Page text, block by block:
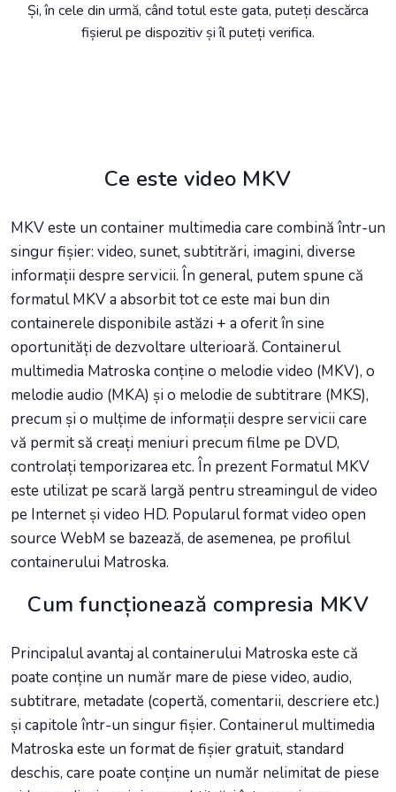
Și, în cele din urmă, când totul este gata, puteți descărca
fișierul pe dispozitiv și îl puteți verifica.
Ce este video MKV
MKV este un container multimedia care combină într-un
singur fișier: video, sunet, subtitrări, imagini, diverse
informații despre servicii. În general, putem spune că
formatul MKV a absorbit tot ce este mai bun din
containerele disponibile astăzi + a oferit în sine
oportunități de dezvoltare ulterioară. Containerul
multimedia Matroska conține o melodie video (MKV), o
melodie audio (MKA) și o melodie de subtitrare (MKS),
precum și o mulțime de informații despre servicii care
vă permit să creați meniuri precum filme pe DVD,
controlați temporizarea etc. În prezent Formatul MKV
este utilizat pe scară largă pentru streamingul de video
pe Internet și video HD. Popularul format video open
source WebM se bazează, de asemenea, pe profilul
containerului Matroska.
Cum funcționează compresia MKV
Principalul avantaj al containerului Matroska este că
poate conține un număr mare de piese video, audio,
subtitrare, metadate (copertă, comentarii, descriere etc.)
și capitole într-un singur fișier. Containerul multimedia
Matroska este un format de fișier gratuit, standard
deschis, care poate conține un număr nelimitat de piese